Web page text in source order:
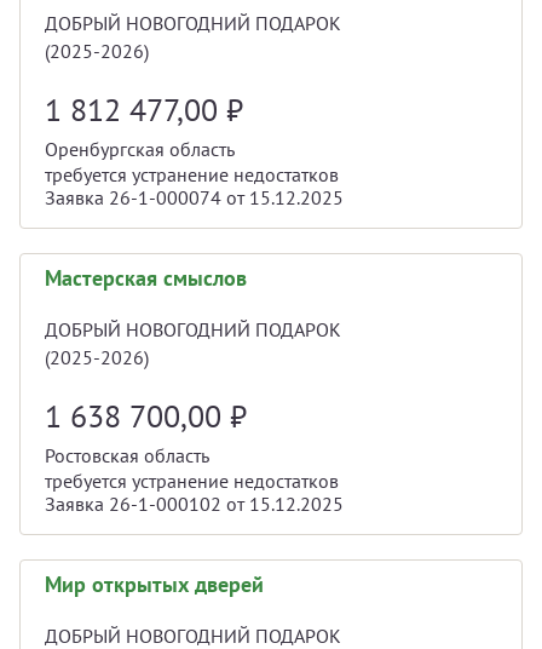
ДОБРЫЙ НОВОГОДНИЙ ПОДАРОК
(2025-2026)
1 812 477,00 ₽
Оренбургская область
требуется устранение недостатков
Заявка 26-1-000074 от 15.12.2025
Мастерская смыслов
ДОБРЫЙ НОВОГОДНИЙ ПОДАРОК
(2025-2026)
1 638 700,00 ₽
Ростовская область
требуется устранение недостатков
Заявка 26-1-000102 от 15.12.2025
Мир открытых дверей
ДОБРЫЙ НОВОГОДНИЙ ПОДАРОК